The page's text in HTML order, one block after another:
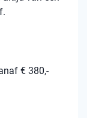
€ 380,-